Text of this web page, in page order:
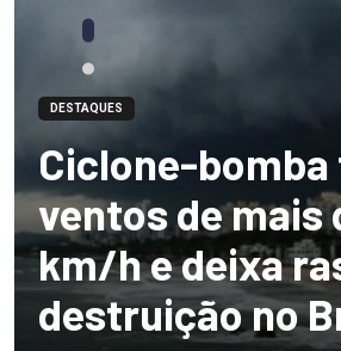
DESTAQUES
Ciclone-bomba
ventos de mais
km/h e deixa
destruição no